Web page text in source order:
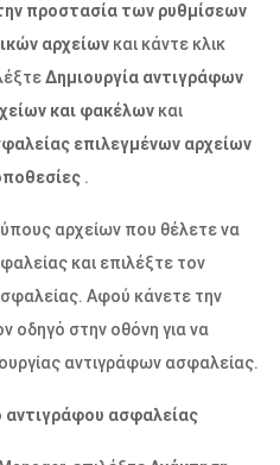
προστασία των ρυθμίσεων
αρχείων και κάντε κλικ
Δημιουργία αντιγράφων
και φακέλων και
επιλεγμένων αρχείων
.
αρχείων που θέλετε να
και επιλέξτε τον
Αφού κάνετε την
οδηγό στην οθόνη για να
αντιγράφων ασφαλείας.
αντιγράφου ασφαλείας